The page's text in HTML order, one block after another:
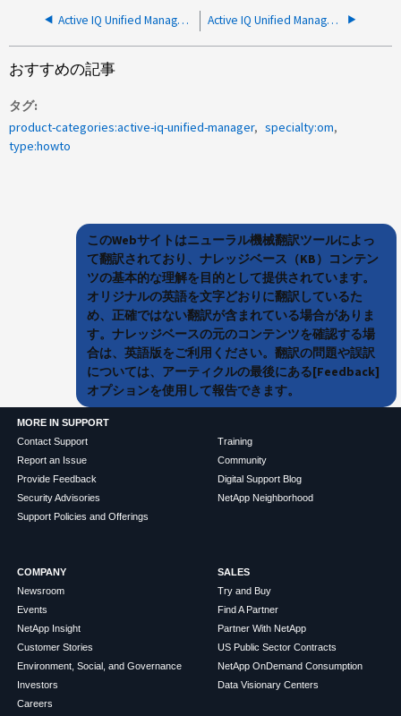
Active IQ Unified Manager 9.7 以降で Active IQ プラットフォームイベントを無効にする方法 Active IQ Unified Manager 9.11以降でWebサービスのTLS暗号スイートを無効にする方法
おすすめの記事
タグ
product-categories:active-iq-unified-manager
specialty:om
type:howto
このWebサイトはニューラル機械翻訳ツールによっ
て翻訳されており、ナレッジベース（KB）コンテン
ツの基本的な理解を目的として提供されています。
オリジナルの英語を文字どおりに翻訳しているた
め、正確ではない翻訳が含まれている場合がありま
す。ナレッジベースの元のコンテンツを確認する場
合は、英語版をご利用ください。翻訳の問題や誤訳
については、アーティクルの最後にある[Feedback]
オプションを使用して報告できます。
MORE IN SUPPORT
Contact Support
Report an Issue
Provide Feedback
Security Advisories
Support Policies and Offerings
Training
Community
Digital Support Blog
NetApp Neighborhood
COMPANY
Newsroom
Events
NetApp Insight
Customer Stories
Environment, Social, and Governance
Investors
Careers
SALES
Try and Buy
Find A Partner
Partner With NetApp
US Public Sector Contracts
NetApp OnDemand Consumption
Data Visionary Centers